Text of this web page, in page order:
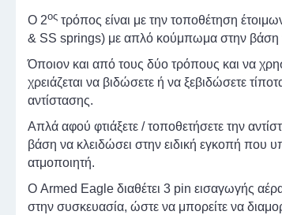
Ο 2ος τρόπος είναι με την τοποθέτηση
& SS springs) με απλό κούμπωμα στην βάση
Όποιον και από τους δύο τρόπους και να
χρειάζεται να βιδώσετε ή να ξεβιδώσετε
αντίστασης.
Απλά αφού φτιάξετε / τοποθετήσετε την
βάση να κλειδώσει στην ειδική εγκοπή που
ατμοποιητή.
Ο Armed Eagle διαθέτει 3 pin εισαγωγής
στην συσκευασία, ώστε να μπορείτε να